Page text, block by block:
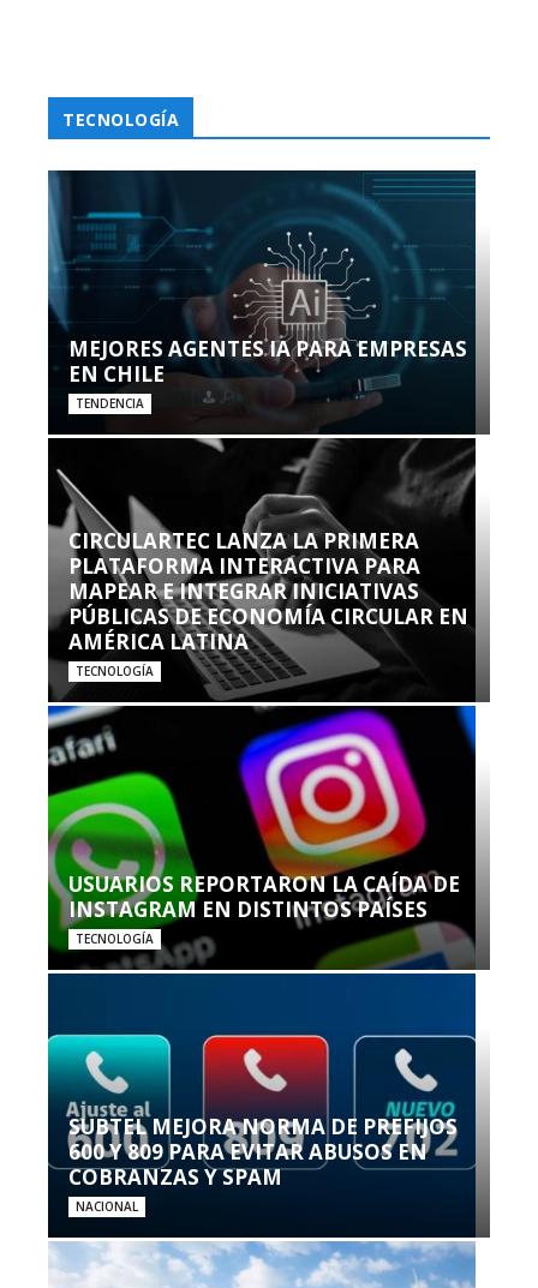
TECNOLOGÍA
MEJORES AGENTES IA PARA EMPRESAS
EN CHILE
TENDENCIA
CIRCULARTEC LANZA LA PRIMERA
PLATAFORMA INTERACTIVA PARA
MAPEAR E INTEGRAR INICIATIVAS
PÚBLICAS DE ECONOMÍA CIRCULAR EN
AMÉRICA LATINA
TECNOLOGÍA
USUARIOS REPORTARON LA CAÍDA DE
INSTAGRAM EN DISTINTOS PAÍSES
TECNOLOGÍA
SUBTEL MEJORA NORMA DE PREFIJOS
600 Y 809 PARA EVITAR ABUSOS EN
COBRANZAS Y SPAM
NACIONAL